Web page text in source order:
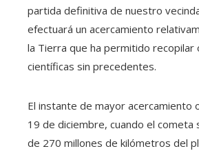
partida definitiva de nuestro
efectuará un acercamiento
la Tierra que ha permitido recopilar
científicas sin precedentes.
El instante de mayor acercamiento
19 de diciembre, cuando el cometa
de 270 millones de kilómetros del